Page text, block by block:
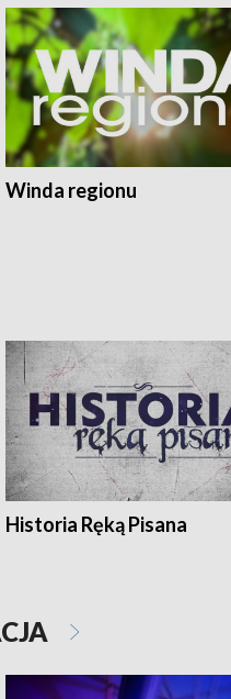
Winda regionu
Historia Ręką Pisana